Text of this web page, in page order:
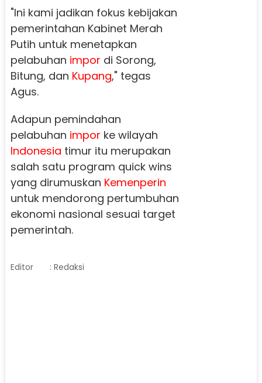
"Ini kami jadikan fokus kebijakan
pemerintahan Kabinet Merah
Putih untuk menetapkan
pelabuhan impor di Sorong,
Bitung, dan Kupang," tegas
Agus.
Adapun pemindahan
pelabuhan impor ke wilayah
Indonesia timur itu merupakan
salah satu program quick wins
yang dirumuskan Kemenperin
untuk mendorong pertumbuhan
ekonomi nasional sesuai target
pemerintah.
Editor : Redaksi